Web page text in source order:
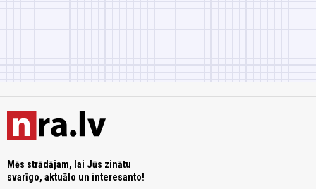
Mēs strādājam, lai Jūs zinātu
svarīgo, aktuālo un interesanto!